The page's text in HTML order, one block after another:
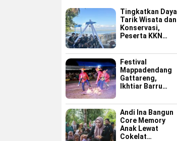
Tingkatkan Daya
Tarik Wisata dan
Konservasi,
Peserta KKN
Persembahkan
Spot Foto
Instagramable di
Pulau Pannikiang
Festival
Mappadendang
Gattareng,
Ikhtiar Barru
Budaya sebagai
Destinasi Wisata
Andi Ina Bangun
Core Memory
Anak Lewat
Cokelat